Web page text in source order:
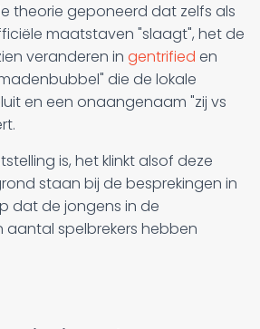
theorie geponeerd dat zelfs als
maatstaven "slaagt", het de
veranderen in gentrified en
die de lokale
en een onaangenaam "zij vs
is, het klinkt alsof deze
staan bij de besprekingen in
dat de jongens in de
aantal spelbrekers hebben